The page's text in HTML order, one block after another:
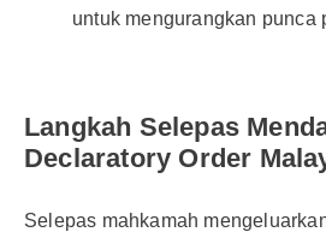
untuk mengurangkan punca
Langkah Selepas
Declaratory Order
Selepas mahkamah